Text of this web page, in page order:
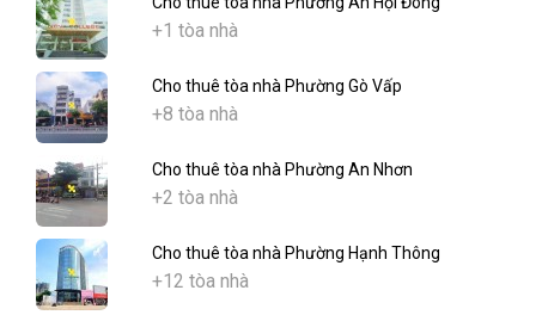
+1 tòa nhà
Cho thuê tòa nhà Phường Gò Vấp
+8 tòa nhà
Cho thuê tòa nhà Phường An Nhơn
+2 tòa nhà
Cho thuê tòa nhà Phường Hạnh Thông
+12 tòa nhà